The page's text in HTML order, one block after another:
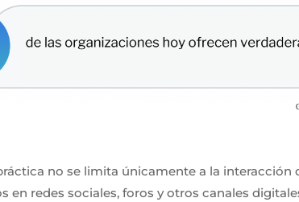
no se limita únicamente a la interacción
en redes sociales, foros y otros canales